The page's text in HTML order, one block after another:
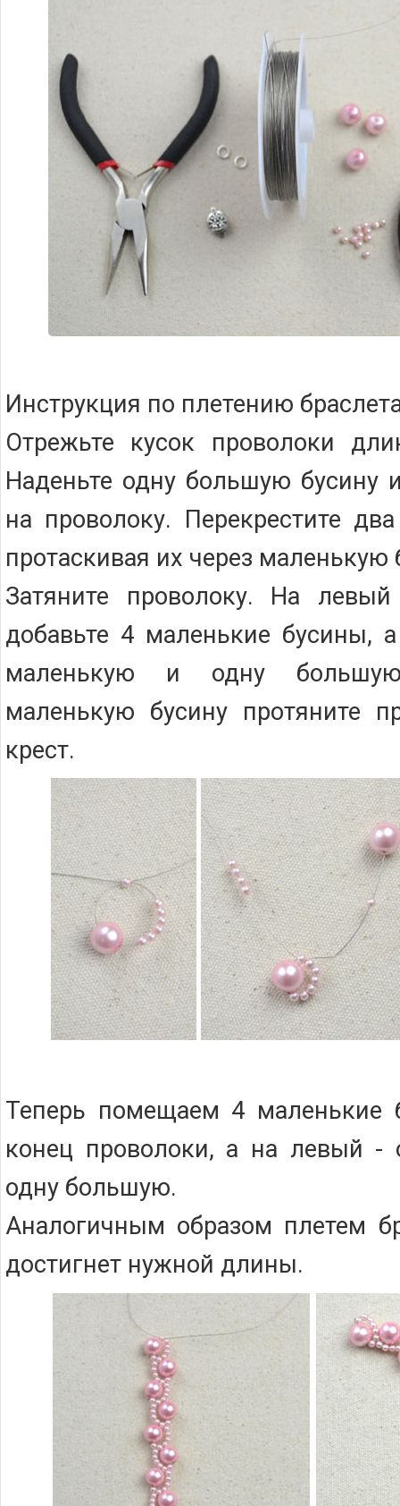
Инструкция по плетению
Отрежьте кусок проволоки
Наденьте одну большую бусину
на проволоку. Перекрестите
протаскивая их через маленькую
Затяните проволоку. На
добавьте 4 маленькие бусины,
маленькую и одну
маленькую бусину протяните
крест.
Теперь помещаем 4 маленькие
конец проволоки, а на левый -
одну большую.
Аналогичным образом плетем
достигнет нужной длины.